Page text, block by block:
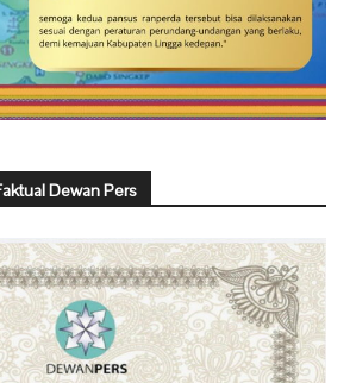
Dewan Pers